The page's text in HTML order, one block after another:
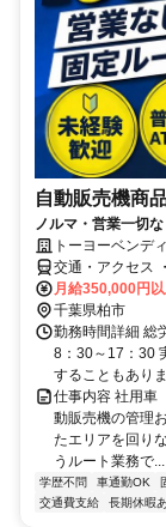
自動販売機商
ノルマ・営業一切
トーヨーベンデ
交通・アクセス
月給350,000円
千葉県柏市
勤務時間詳細 総
8：30～17：30
することもあり
仕事内容 社用車
動販売機の管理
たエリアを回り
うルート業務で...
学歴不問 車通勤OK
交通費支給
長期休暇